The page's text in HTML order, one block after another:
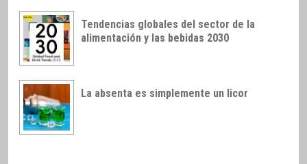
Tendencias globales del sector de la
alimentación y las bebidas 2030
La absenta es simplemente un licor